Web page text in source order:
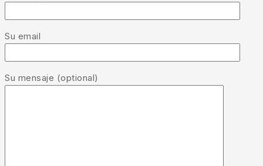
Su email
Su mensaje (optional)